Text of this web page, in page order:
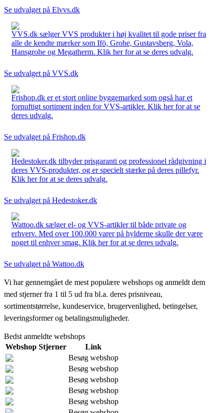
Se udvalget på Elvvs.dk
VVS.dk sælger VVS produkter i høj kvalitet til gode priser fra
alle de kendte mærker som Ifö, Grohe, Gustavsberg, Vola,
Hansgrohe og Megatherm. Klik her for at se deres udvalg.
Se udvalget på VVS.dk
Frishop.dk er et stort online byggemarked som også har et
fornuftigt sortiment inden for VVS-artikler. Klik her for at se
deres udvalg.
Se udvalget på Frishop.dk
Hedestoker.dk tilbyder prisgaranti og professionel rådgivning i
deres VVS-produkter, og er specielt stærke på deres pillefyr.
Klik her for at se deres udvalg.
Se udvalget på Hedestoker.dk
Wattoo.dk sælger el- og VVS-artikler til både private og
erhverv. Med over 100.000 varer på hylderne skulle der være
noget til enhver smag. Klik her for at se deres udvalg.
Se udvalget på Wattoo.dk
Vi har gennemgået de mest populære webshops og anmeldt dem
med stjerner fra 1 til 5 ud fra bl.a. deres prisniveau,
sortimentstørrelse, kundeservice, brugervenlighed, betingelser,
leveringsformer og betalingsmuligheder.
Bedst anmeldte webshops
Webshop Stjerner
Link
Besøg webshop
Besøg webshop
Besøg webshop
Besøg webshop
Besøg webshop